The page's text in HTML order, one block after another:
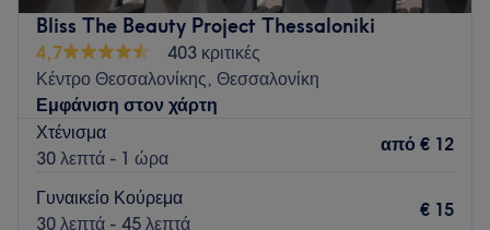
trendy τεχνικές όπως το Money piece, κάθε επίσκεψη
μετατρέπεται σε μια εμπειρία ανανέωσης. Με φιλικό προς το
περιβάλλον προφίλ και άριστες υποδομές, είναι ο ιδανικός
χώρος για να φροντίσετε τα μαλλιά σας.
Bliss The Beauty Project Thessaloniki
4,7
403 κριτικές
Κέντρο Θεσσαλονίκης, Θεσσαλονίκη
Εμφάνιση στον χάρτη
Χτένισμα
30 λεπτά - 1 ώρα
από € 12
Γυναικείο Κούρεμα
30 λεπτά - 45 λεπτά
€ 15